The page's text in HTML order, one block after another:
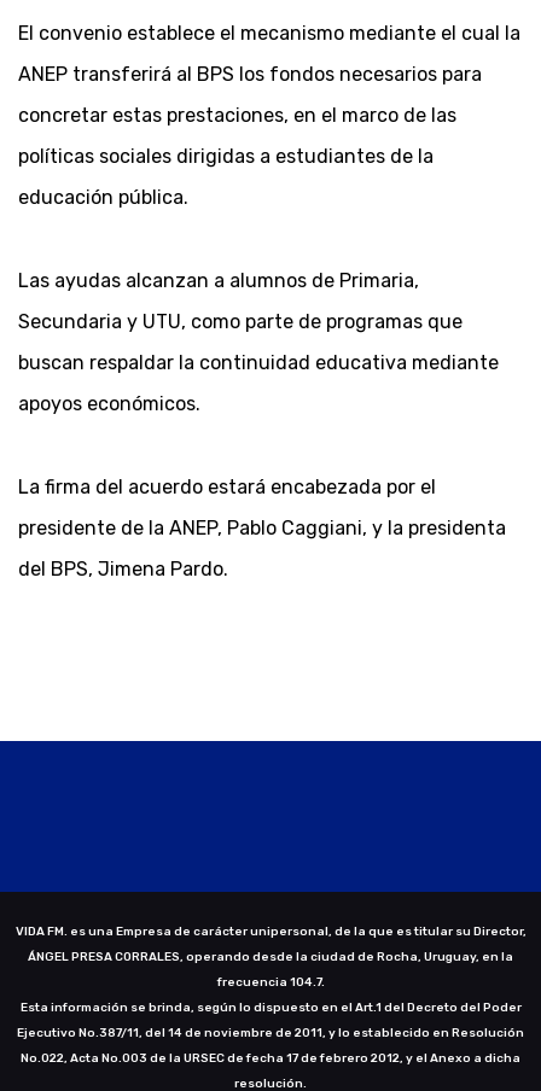
El convenio establece el mecanismo mediante el cual la
ANEP transferirá al BPS los fondos necesarios para
concretar estas prestaciones, en el marco de las
políticas sociales dirigidas a estudiantes de la
educación pública.
Las ayudas alcanzan a alumnos de Primaria,
Secundaria y UTU, como parte de programas que
buscan respaldar la continuidad educativa mediante
apoyos económicos.
La firma del acuerdo estará encabezada por el
presidente de la ANEP, Pablo Caggiani, y la presidenta
del BPS, Jimena Pardo.
VIDA FM. es una Empresa de carácter unipersonal, de la que es titular su Director,
ÁNGEL PRESA CORRALES, operando desde la ciudad de Rocha, Uruguay, en la
frecuencia 104.7.
Esta información se brinda, según lo dispuesto en el Art.1 del Decreto del Poder
Ejecutivo No.387/11, del 14 de noviembre de 2011, y lo establecido en Resolución
No.022, Acta No.003 de la URSEC de fecha 17 de febrero 2012, y el Anexo a dicha
resolución.